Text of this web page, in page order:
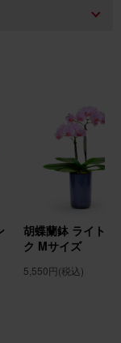
いただきまし
当にありがた
ジメント
2026/04/05
胡蝶蘭鉢 ライトピ
ク Mサイズ
5,550円(税込)